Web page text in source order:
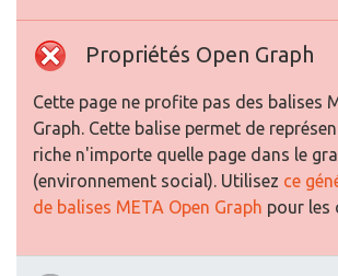
Propriétés Open Graph
Cette page ne profite pas des balises
Graph. Cette balise permet de
riche n'importe quelle page dans le
(environnement social). Utilisez ce
de balises META Open Graph pour les